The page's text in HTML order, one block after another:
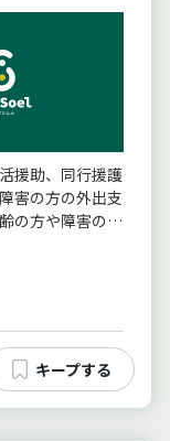
援助、同行援護
害の方の外出支
の方や障害のあ